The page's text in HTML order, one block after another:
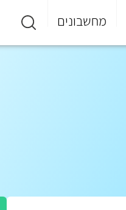
מחשבונים